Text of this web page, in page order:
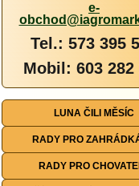
e-
Tel.: 573 395
Mobil: 603 282
LUNA ČILI MĚSÍC
RADY PRO
RADY PRO